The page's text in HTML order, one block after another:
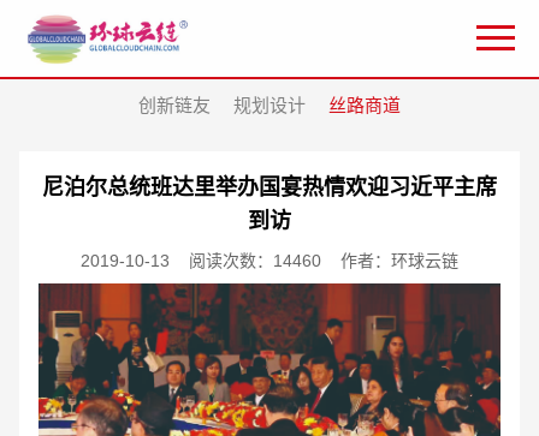
创新链友 规划设计 丝路商道
尼泊尔总统班达里举办国宴热情欢迎习近平主席
到访
2019-10-13 阅读次数：14460 作者：环球云链